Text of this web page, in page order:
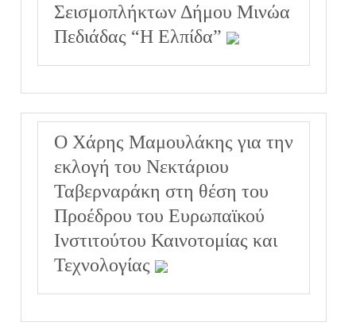
Σεισμοπλήκτων Δήμου Μινώα
Πεδιάδας “Η Ελπίδα”
Ο Χάρης Μαμουλάκης για την
εκλογή του Νεκτάριου
Ταβερναράκη στη θέση του
Προέδρου του Ευρωπαϊκού
Ινστιτούτου Καινοτομίας και
Τεχνολογίας